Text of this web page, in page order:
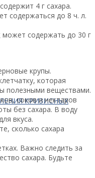
КРИЗИСНЫХ
4 г сахара.
содержаться до 8 ч. л.
может содержать до 30 г
крупы.
которая
полезными веществами.
соков и нектаров
без сахара. В воду
вкуса.
сколько сахара
Важно следить за
сахара. Будьте